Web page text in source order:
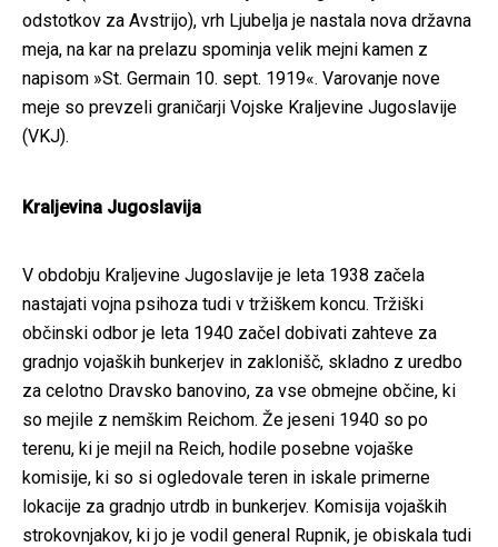
odstotkov za Avstrijo), vrh Ljubelja je nastala nova državna
meja, na kar na prelazu spominja velik mejni kamen z
napisom »St. Germain 10. sept. 1919«. Varovanje nove
meje so prevzeli graničarji Vojske Kraljevine Jugoslavije
(VKJ).
Kraljevina Jugoslavija
V obdobju Kraljevine Jugoslavije je leta 1938 začela
nastajati vojna psihoza tudi v tržiškem koncu. Tržiški
občinski odbor je leta 1940 začel dobivati zahteve za
gradnjo vojaških bunkerjev in zaklonišč, skladno z uredbo
za celotno Dravsko banovino, za vse obmejne občine, ki
so mejile z nemškim Reichom. Že jeseni 1940 so po
terenu, ki je mejil na Reich, hodile posebne vojaške
komisije, ki so si ogledovale teren in iskale primerne
lokacije za gradnjo utrdb in bunkerjev. Komisija vojaških
strokovnjakov, ki jo je vodil general Rupnik, je obiskala tudi